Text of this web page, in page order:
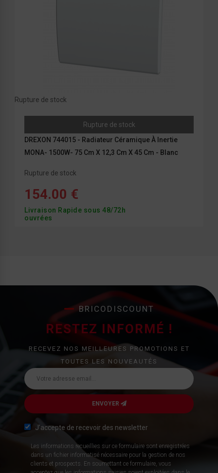
Rupture de stock
Rupture de stock
DREXON 744015 - Radiateur Céramique À Inertie
MONA- 1500W- 75 Cm X 12,3 Cm X 45 Cm - Blanc
Rupture de stock
154.00 €
Livraison Rapide sous 48/72h
ouvrées
BRICODISCOUNT
RESTEZ INFORMÉ !
RECEVEZ NOS MEILLEURES PROMOTIONS ET
TOUTES LES NOUVEAUTÉS
ENVOYER
J’accepte de recevoir des newsletter
Les informations recueillies sur ce formulaire sont enregistrées
dans un fichier informatisé nécessaire pour la gestion de nos
clients et prospects. En soumettant ce formulaire, vous